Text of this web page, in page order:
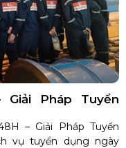
Pháp Tuyển
– Giải Pháp Tuyển
vụ tuyển dụng ngày